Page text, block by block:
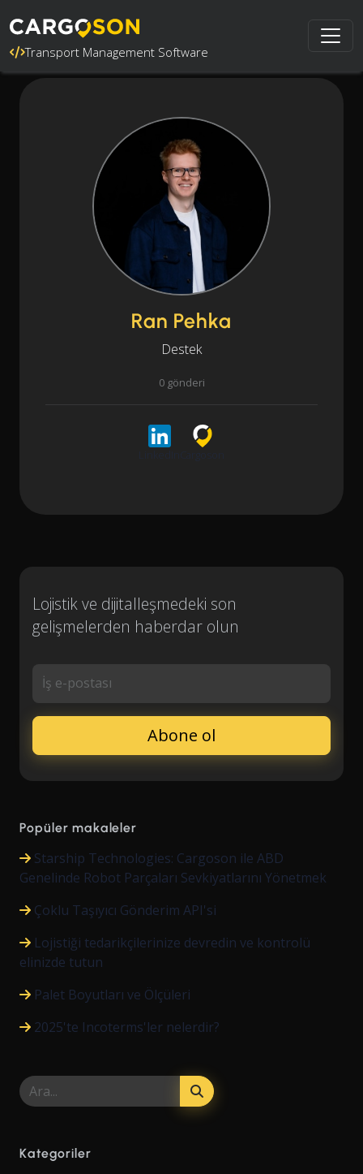
Transport Management Software
Ran Pehka
Destek
0 gönderi
Lojistik ve dijitalleşmedeki son
gelişmelerden haberdar olun
İş e-postası
Popüler makaleler
Starship Technologies: Cargoson ile ABD
Genelinde Robot Parçaları Sevkiyatlarını Yönetmek
Çoklu Taşıyıcı Gönderim API'si
Lojistiği tedarikçilerinize devredin ve kontrolü
elinizde tutun
Palet Boyutları ve Ölçüleri
2025'te Incoterms'ler nelerdir?
Kategoriler